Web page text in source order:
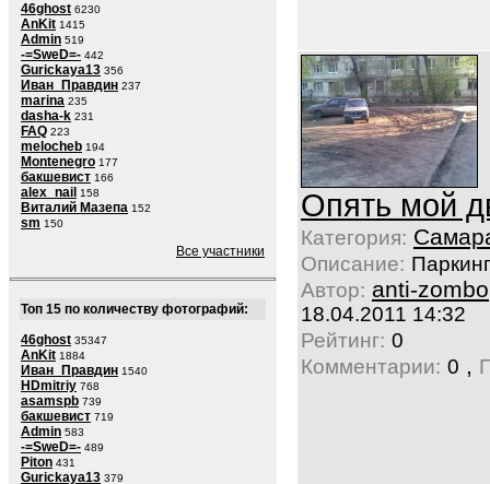
46ghost 6230
AnKit 1415
Admin 519
-=SweD=- 442
Gurickaya13 356
Иван_Правдин 237
marina 235
dasha-k 231
FAQ 223
melocheb 194
Montenegro 177
бакшевист 166
alex_nail 158
Виталий Мазепа 152
sm 150
Все участники
Топ 15 по количеству фотографий:
46ghost 35347
AnKit 1884
Иван_Правдин 1540
HDmitriy 768
asamspb 739
бакшевист 719
Admin 583
-=SweD=- 489
Piton 431
Gurickaya13 379
Опять мой
Категория:
Описание: Паркинг
Автор: anti-zombo
18.04.2011 14:32
Рейтинг: 0
Комментарии: 0 ,